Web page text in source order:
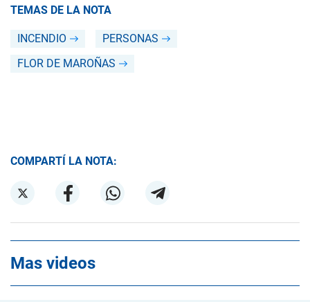
TEMAS DE LA NOTA
INCENDIO
PERSONAS
FLOR DE MAROÑAS
COMPARTÍ LA NOTA:
Mas videos